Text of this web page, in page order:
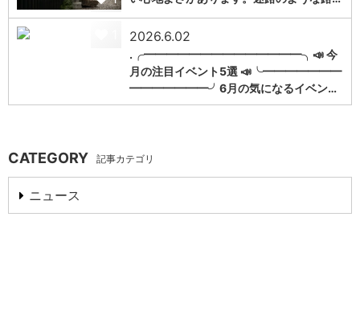
2026.6.02
.╭━━━━━━━━━━━━━━╮📣 今
月の注目イベント5選 📣╰━━━━━━━
━━━━━━━╯6月の気になるイベン…
CATEGORY 記事カテゴリ
ニュース